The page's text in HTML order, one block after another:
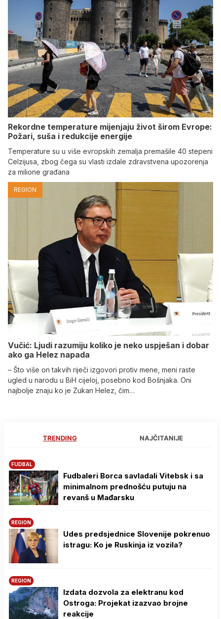
Rekordne temperature mijenjaju život širom Evrope:
Požari, suša i redukcije energije
Temperature su u više evropskih zemalja premašile 40 stepeni
Celzijusa, zbog čega su vlasti izdale zdravstvena upozorenja
za milione građana
REGION
Vučić: Ljudi razumiju koliko je neko uspješan i dobar
ako ga Helez napada
– Što više on takvih riječi izgovori protiv mene, meni raste
ugled u narodu u BiH cijeloj, posebno kod Bošnjaka. Oni
najbolje znaju ko je Zukan Helez, čim…
TRENDING NAJČITANIJE
FUDBAL
Fudbaleri Borca savladali Vitebsk i sa
minimalnom prednošću putuju na
revanš u Mađarsku
REGION
Udes predsjednice Slovenije pokrenuo
istragu: Ko je Ruskinja iz vozila?
REGION
Izdata dozvola za elektranu kod
Ostroga: Projekat izazvao brojne
reakcije